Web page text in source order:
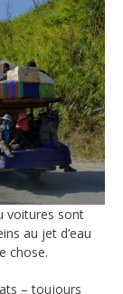
voitures sont
au jet d’eau
chose.
– toujours